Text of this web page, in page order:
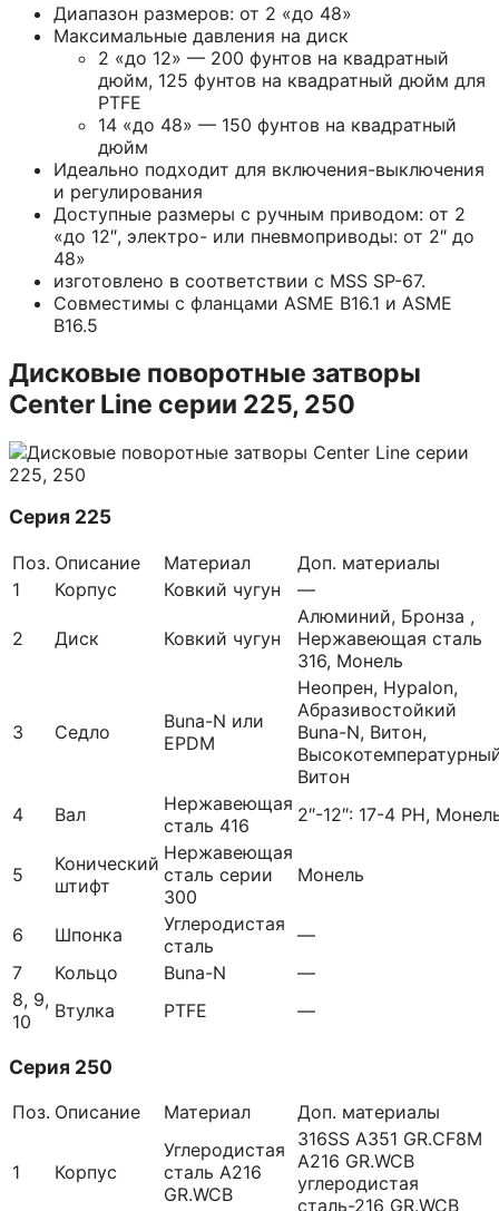
Диапазон размеров: от 2 «до 48»
Максимальные давления на диск
2 «до 12» — 200 фунтов на квадратный
дюйм, 125 фунтов на квадратный дюйм для
PTFE
14 «до 48» — 150 фунтов на квадратный
дюйм
Идеально подходит для включения-выключения
и регулирования
Доступные размеры с ручным приводом: от 2
«до 12″, электро- или пневмоприводы: от 2″ до
48»
изготовлено в соответствии с MSS SP-67.
Совместимы с фланцами ASME B16.1 и ASME
B16.5
Дисковые поворотные затворы
Center Line серии 225, 250
Серия 225
Поз. Описание Материал
Доп. материалы
1
Корпус Ковкий чугун —
2 Диск Ковкий чугун
Алюминий, Бронза ,
Нержавеющая сталь
316, Монель
3 Седло
Buna-N или
EPDM
Неопрен, Hypalon,
Абразивостойкий
Buna-N, Витон,
Витон
4
Вал
Нержавеющая
сталь 416
2″-12″: 17-4 PH,
5
Конический
штифт
Нержавеющая
сталь серии
300
Монель
6 Шпонка
Углеродистая
сталь
—
7
Кольцо Buna-N
—
8, 9,
10
Втулка PTFE —
Серия 250
Поз. Описание Материал Доп. материалы
1 Корпус
Углеродистая
сталь A216
GR.WCB
316SS A351 GR.CF8M
A216 GR.WCB
углеродистая
сталь-216 GR.WCB